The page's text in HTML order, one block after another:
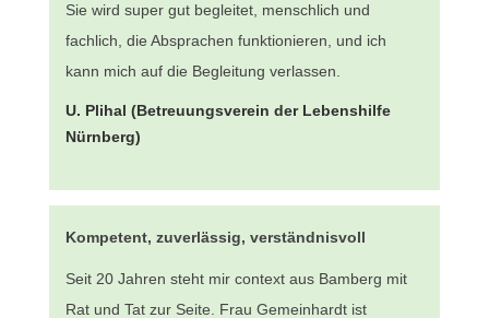
U. Plihal (Betreuungsverein der Lebenshilfe
Nürnberg)
Sie wird super gut begleitet, menschlich und
fachlich, die Absprachen funktionieren, und ich
kann mich auf die Begleitung verlassen.
Kompetent, zuverlässig, verständnisvoll
Seit 20 Jahren steht mir context aus Bamberg mit
Rat und Tat zur Seite. Frau Gemeinhardt ist